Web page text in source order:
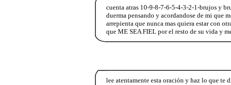
cuenta atras 10-9-8-7-6-5-4-3-2-1-brujos y
duerma pensando y acordandose de mi que
arrepienta que nunca mas quiera estar con
que ME SEA FIEL por el resto de su vida y
lee atentamente esta oración y haz lo que te